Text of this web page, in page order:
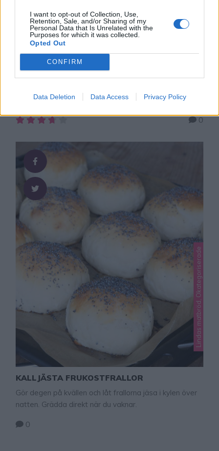
I want to opt-out of Collection, Use,
Retention, Sale, and/or Sharing of my
Personal Data that Is Unrelated with the
Purposes for which it was collected.
Opted Out
CONFIRM
Data Deletion Data Access Privacy Policy
RÖR-IHOP-BRÖD SOM JÄSER EN GÅNG
behöver knådas och jäser bara en gång direkt i
längre än vanligt) eftersom det bara är en jäsning.
0
Lindas matbröd, Okategoriserade
KALLJÄSTA FRUKOSTFRALLOR
Gör degen på kvällen och låt frallorna jäsa i kylen över
natten. Grädda direkt när du vaknar.
0